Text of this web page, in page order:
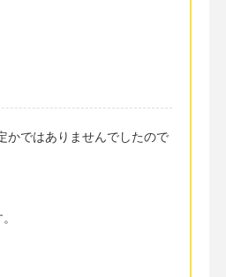
かではありませんでしたので